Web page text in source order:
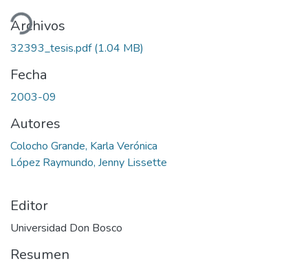
Archivos
32393_tesis.pdf(1.04 MB)
Fecha
2003-09
Autores
Colocho Grande, Karla Verónica
López Raymundo, Jenny Lissette
Editor
Universidad Don Bosco
Resumen